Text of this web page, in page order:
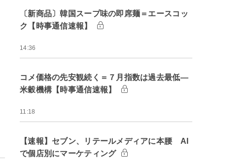
〔新商品〕韓国スープ味の即席麺＝エースコッ
ク【時事通信速報】
14:36
コメ価格の先安観続く＝７月指数は過去最低―
米穀機構【時事通信速報】
11:18
【速報】セブン、リテールメディアに本腰 AI
で個店別にマーケティング